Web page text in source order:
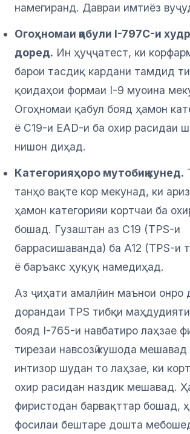
намегиранд. Давраи имтиёз
Огоҳномаи қабули I-797C-и
доред. Ин ҳуҷҷатест, ки
барои тасдиқ кардани тамдид
қоидаҳои формаи I-9 муоина
Огоҳномаи қабул бояд ҳамон
ё C19-и EAD-и ба охир расидаи
нишон диҳад.
Категорияҳоро мутобиқ кунед.
танҳо вақте кор мекунад, ки
ҳамон категорияи кортчаи ба
бошад. Гузаштан аз C19 (TPS-и
баррасишаванда) ба A12 (TPS-и
ё баръакс ҳуқуқ намедиҳад.
Аз ҷиҳати амалӣ, ин маънои онро
дорандаи TPS тибқи
бояд I-765-и навбатиро лаҳзае
тирезаи навсозӣ кушода
интизор шудан то лаҳзае, ки
охир расидан наздик мешавад.
фиристодан барвақттар бошад,
фосилаи бештаре дошта